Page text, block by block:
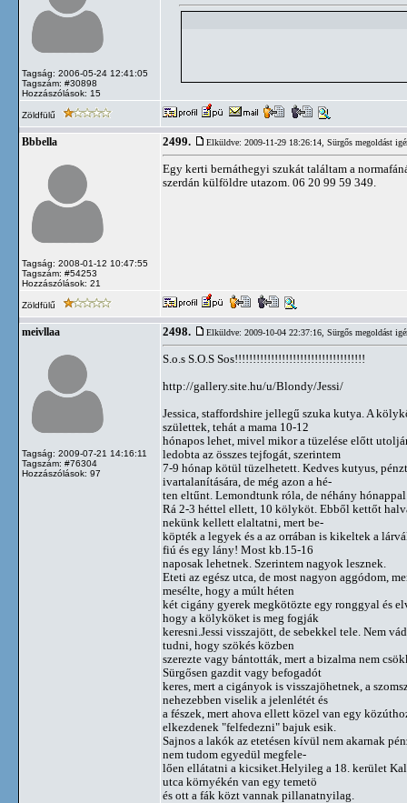
Tagság: 2006-05-24 12:41:05
Tagszám: #30898
Hozzászólások: 15
Zöldfülű
Bbbella
Tagság: 2008-01-12 10:47:55
Tagszám: #54253
Hozzászólások: 21
2499. Elküldve: 2009-11-29 18:26:14, Sürgős megoldást
Egy kerti bernáthegyi szukát találtam a
szerdán külföldre utazom. 06 20 99 59 349.
Zöldfülű
meivllaa
Tagság: 2009-07-21 14:16:11
Tagszám: #76304
Hozzászólások: 97
2498. Elküldve: 2009-10-04 22:37:16, Sürgős megoldást
S.o.s S.O.S Sos!!!!!!!!!!!!!!!!!!!!!!!!!!!!!!!!!!!!
http://gallery.site.hu/u/Blondy/Jessi/
Jessica, staffordshire jellegű szuka kutya. A
születtek, tehát a mama 10-12
hónapos lehet, mivel mikor a tüzelése előtt
ledobta az összes tejfogát, szerintem
7-9 hónap kötül tüzelhetett. Kedves kutyus,
ivartalanítására, de még azon a hé-
ten eltűnt. Lemondtunk róla, de néhány
Rá 2-3 héttel ellett, 10 kölyköt. Ebből kettőt
nekünk kellett elaltatni, mert be-
köpték a legyek és a az orrában is kikeltek a
fiú és egy lány! Most kb.15-16
naposak lehetnek. Szerintem nagyok lesznek.
Eteti az egész utca, de most nagyon aggódom,
mesélte, hogy a múlt héten
két cigány gyerek megkötözte egy ronggyal és
hogy a kölyköket is meg fogják
keresni.Jessi visszajött, de sebekkel tele. Nem
tudni, hogy szökés közben
szerezte vagy bántották, mert a bizalma nem
Sürgősen gazdit vagy befogadót
keres, mert a cigányok is visszajöhetnek, a
nehezebben viselik a jelenlétét és
a fészek, mert ahova ellett közel van egy
elkezdenek "felfedezni" bajuk esik.
Sajnos a lakók az etetésen kívül nem akarnak
nem tudom egyedül megfele-
lően ellátatni a kicsiket.Helyileg a 18. kerület
utca környékén van egy temetö
és ott a fák közt vannak pillanatnyilag.